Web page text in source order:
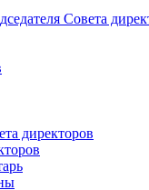
Совета
директоров